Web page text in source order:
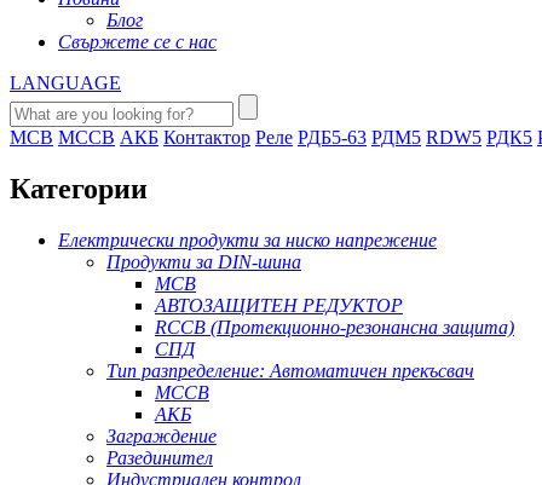
Блог
Свържете се с нас
LANGUAGE
MCB MCCB АКБ Контактор Реле РДБ5-63 РДМ5 RDW5 РДК5
Категории
Електрически продукти за ниско напрежение
Продукти за DIN-шина
MCB
АВТОЗАЩИТЕН РЕДУКТОР
RCCB (Протекционно-резонансна защита)
СПД
Тип разпределение: Автоматичен прекъсвач
MCCB
АКБ
Заграждение
Разединител
Индустриален контрол